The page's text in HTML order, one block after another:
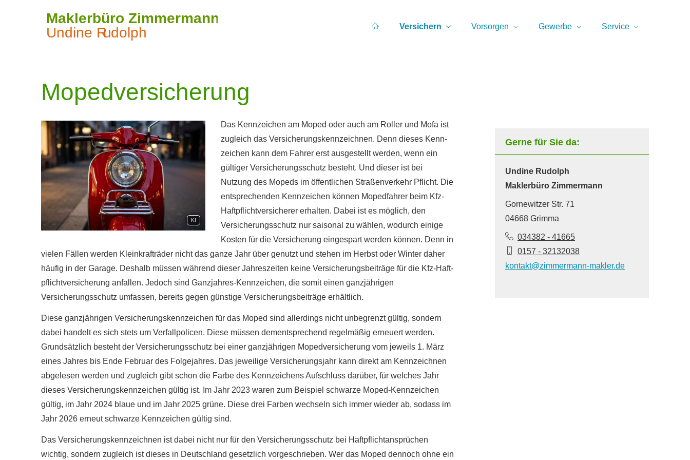
Versichern Vorsorgen Gewerbe Service
Gerne für Sie da:
Undine Rudolph
Maklerbüro Zimmermann
Gornewitzer Str. 71
04668 Grimma
034382 - 41665
0157 - 32132038
kontakt@zimmermann-makler.de
Mopedversicherung
KI
Das Kenn­zeichen am Moped oder auch am Roller und Mofa ist
zugleich das Versicherungskennzeichnen. Denn dieses Kenn­
zeichen kann dem Fahrer erst ausgestellt werden, wenn ein
gültiger Versicherungsschutz besteht. Und dieser ist bei
Nutzung des Mopeds im öffentlichen Straßenverkehr Pflicht. Die
entsprechenden Kenn­zeichen können Mopedfahrer beim Kfz-
Haft­pflichtversicherer erhalten. Dabei ist es möglich, den
Versicherungsschutz nur saisonal zu wählen, wodurch einige
Kosten für die Versicherung eingespart werden können. Denn in
vielen Fällen werden Kleinkrafträder nicht das ganze Jahr über genutzt und stehen im Herbst oder Winter daher
häufig in der Garage. Deshalb müssen während dieser Jahreszeiten keine Versicherungsbeiträge für die Kfz-Haft­
pflichtversicherung anfallen. Jedoch sind Ganzjahres-Kenn­zeichen, die somit einen ganzjährigen
Versicherungsschutz umfassen, bereits gegen günstige Versicherungsbeiträge erhältlich.
Diese ganzjährigen Versicherungskennzeichen für das Moped sind allerdings nicht unbegrenzt gültig, sondern
dabei handelt es sich stets um Verfallpolicen. Diese müssen dementsprechend regelmäßig erneuert werden.
Grundsätzlich besteht der Versicherungsschutz bei einer ganzjährigen Mopedversicherung vom jeweils 1. März
eines Jahres bis Ende Februar des Folgejahres. Das jeweilige Versicherungsjahr kann direkt am Kennzeichnen
abgelesen werden und zugleich gibt schon die Farbe des Kenn­zeichens Aufschluss darüber, für welches Jahr
dieses Versicherungskennzeichen gültig ist. Im Jahr 2023 waren zum Beispiel schwarze Moped-Kenn­zeichen
gültig, im Jahr 2024 blaue und im Jahr 2025 grüne. Diese drei Farben wechseln sich immer wieder ab, sodass im
Jahr 2026 erneut schwarze Kenn­zeichen gültig sind.
Das Versicherungskennzeichnen ist dabei nicht nur für den Versicherungsschutz bei Haft­pflichtansprüchen
wichtig, sondern zugleich ist dieses in Deutschland gesetzlich vorgeschrieben. Wer das Moped dennoch ohne ein